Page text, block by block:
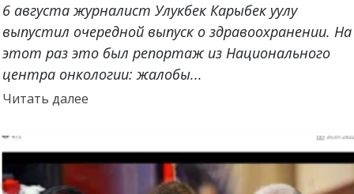
6 августа журналист Улукбек Карыбек уулу
выпустил очередной выпуск о здравоохранении. На
этот раз это был репортаж из Национального
центра онкологии: жалобы...
Читать далееПрочитать